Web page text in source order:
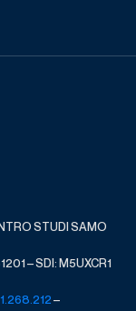
STUDI SAMO
– SDI: M5UXCR1
–